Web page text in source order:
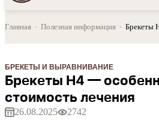
Главная Полезная информация Брекеты
БРЕКЕТЫ И ВЫРАВНИВАНИЕ
Брекеты H4 —
стоимость лечения
26.08.2025 2742